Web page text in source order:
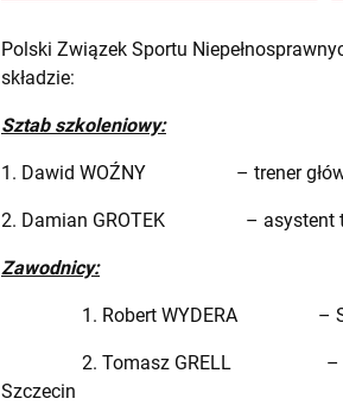
Polski Związek Sportu
składzie:
Sztab szkoleniowy:
1. Dawid WOŹNY – trener
2. Damian GROTEK – asystent
Zawodnicy:
1. Robert WYDERA –
2. Tomasz GRELL –
Szczecin